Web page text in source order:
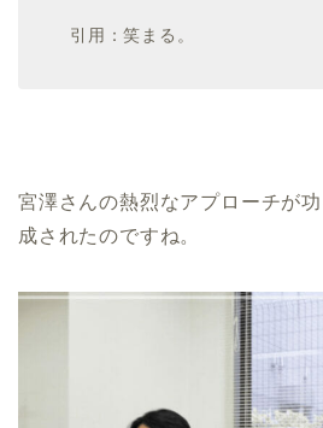
引用：笑まる。
宮澤さんの熱烈なアプローチが
成されたのですね。